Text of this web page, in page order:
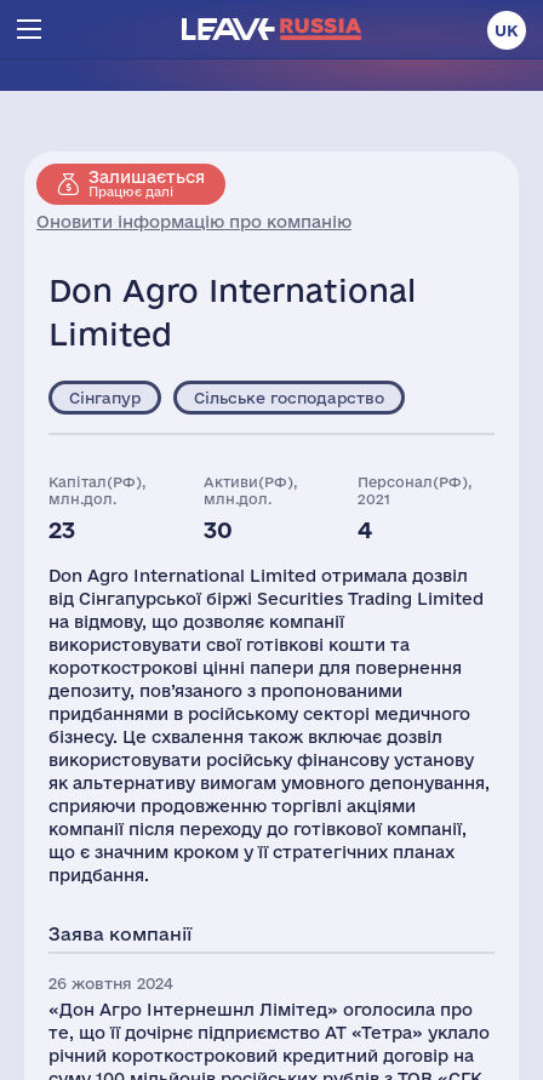
UK
Залишається
Працює далі
Оновити інформацію про компанію
Don Agro International
Limited
Сінгапур Сільське господарство
Капітал(РФ),
млн.дол.
23
Активи(РФ),
млн.дол.
30
Персонал(РФ),
2021
4
Don Agro International Limited отримала дозвіл
від Сінгапурської біржі Securities Trading Limited
на відмову, що дозволяє компанії
використовувати свої готівкові кошти та
короткострокові цінні папери для повернення
депозиту, пов’язаного з пропонованими
придбаннями в російському секторі медичного
бізнесу. Це схвалення також включає дозвіл
використовувати російську фінансову установу
як альтернативу вимогам умовного депонування,
сприяючи продовженню торгівлі акціями
компанії після переходу до готівкової компанії,
що є значним кроком у її стратегічних планах
придбання.
Заява компанії
26 жовтня 2024
«Дон Агро Інтернешнл Лімітед» оголосила про
те, що її дочірнє підприємство АТ «Тетра» уклало
річний короткостроковий кредитний договір на